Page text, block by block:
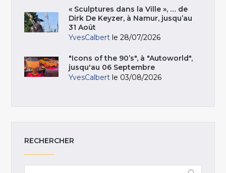
« Sculptures dans la Ville », … de
Dirk De Keyzer, à Namur, jusqu’au
31 Août
YvesCalbert le 28/07/2026
"Icons of the 90’s", à "Autoworld",
jusqu'au 06 Septembre
YvesCalbert le 03/08/2026
RECHERCHER